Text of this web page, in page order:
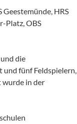
Geestemünde, HRS
Platz, OBS
die
und fünf Feldspielern,
wurde in der